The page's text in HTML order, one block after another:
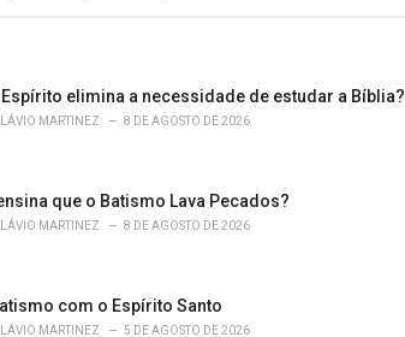
elimina a necessidade de estudar a Bíblia?
MARTINEZ 8 DE AGOSTO DE 2026
que o Batismo Lava Pecados?
MARTINEZ 8 DE AGOSTO DE 2026
com o Espírito Santo
MARTINEZ 5 DE AGOSTO DE 2026